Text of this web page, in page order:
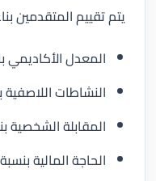
يتم تقييم المتقدمين
المعدل الأكاديمي
النشاطات اللاصفية
المقابلة الشخصية
الحاجة المالية بنسبة